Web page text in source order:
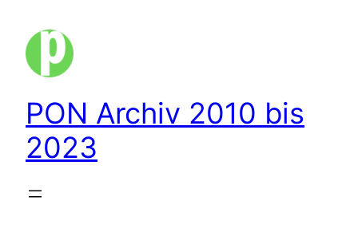
Inhalt
springen
PON Archiv 2010 bis
2023